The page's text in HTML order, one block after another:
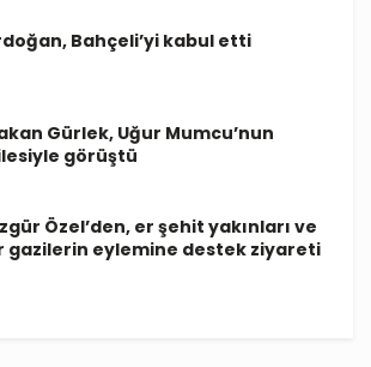
Bahçeli’yi kabul etti
Gürlek, Uğur Mumcu’nun
görüştü
Özel’den, er şehit yakınları ve
gazilerin eylemine destek ziyareti